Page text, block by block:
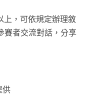
上，可依規定辦理敘
賽者交流對話，分享
供